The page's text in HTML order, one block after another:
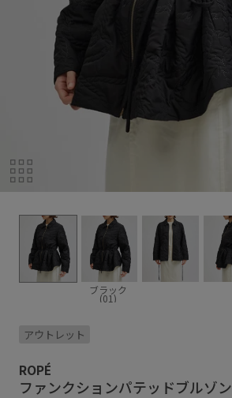
ブラック
(01)
アウトレット
ROPÉ
ファンクションパテッドブルゾン